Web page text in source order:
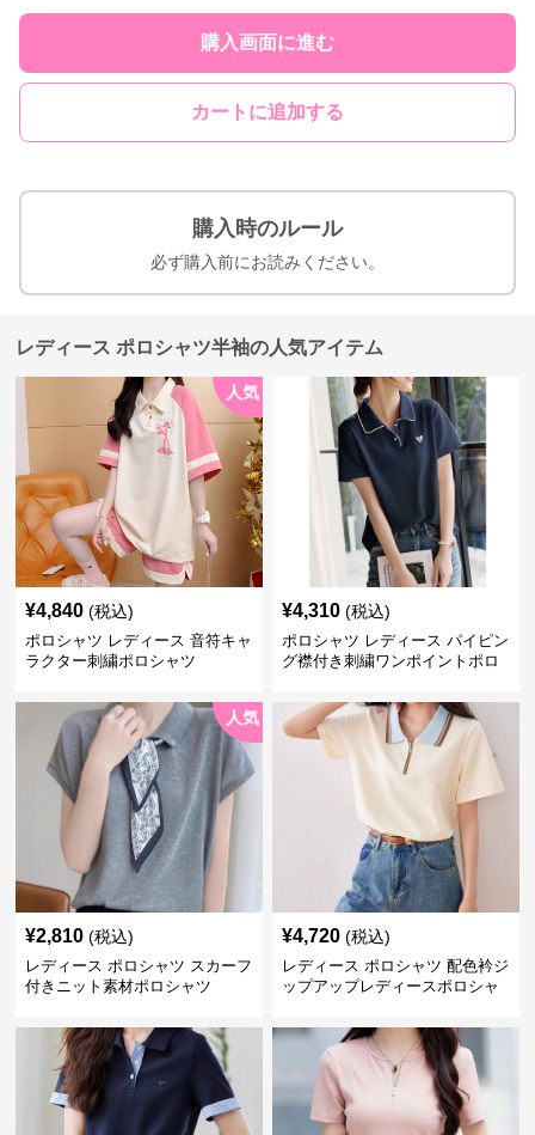
購入画面に進む
カートに追加する
購入時のルール
必ず購入前にお読みください。
レディース ポロシャツ半袖の人気アイテム
人気
¥4,840 (税込)
ポロシャツ レディース 音符キャ
ラクター刺繍ポロシャツ
¥4,310 (税込)
ポロシャツ レディース パイピン
グ襟付き刺繍ワンポイントポロ
人気
¥2,810 (税込)
レディース ポロシャツ スカーフ
付きニット素材ポロシャツ
¥4,720 (税込)
レディース ポロシャツ 配色衿ジ
ップアップレディースポロシャ